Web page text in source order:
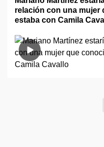
relación con una mujer
estaba con Camila